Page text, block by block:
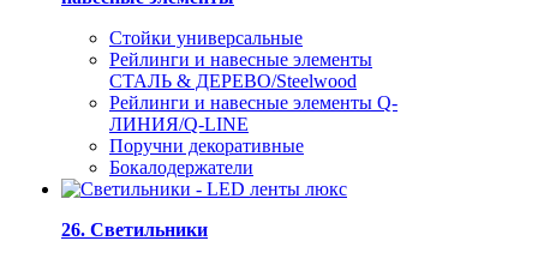
Стойки универсальные
Рейлинги и навесные элементы
СТАЛЬ & ДЕРЕВО/Steelwood
Рейлинги и навесные элементы Q-
ЛИНИЯ/Q-LINE
Поручни декоративные
Бокалодержатели
26. Светильники